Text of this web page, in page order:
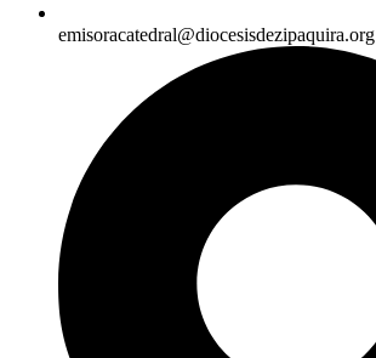
emisoracatedral@diocesisdezipaquira.org